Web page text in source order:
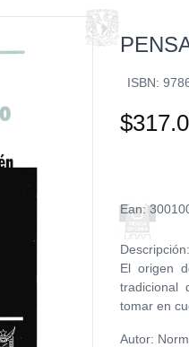
ISBN:
Ean:
Descripción:
El origen
tradicional
tomar en
Autor: